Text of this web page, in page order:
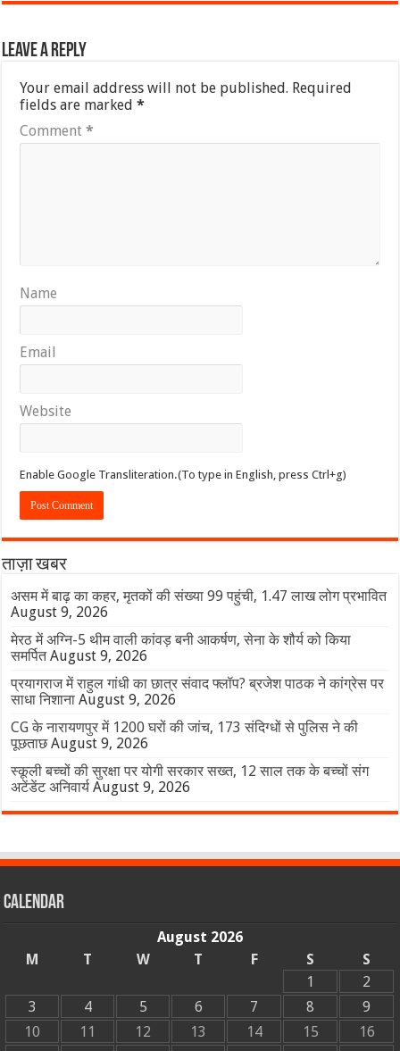
Leave a Reply
Your email address will not be published. Required
fields are marked*
Comment*
Name
Email
Website
Enable Google Transliteration.(To type in English, press Ctrl+g)
ताज़ा खबर
असम में बाढ़ का कहर, मृतकों की संख्या 99 पहुंची, 1.47 लाख लोग प्रभावित
August 9, 2026
मेरठ में अग्नि-5 थीम वाली कांवड़ बनी आकर्षण, सेना के शौर्य को किया
समर्पित August 9, 2026
प्रयागराज में राहुल गांधी का छात्र संवाद फ्लॉप? ब्रजेश पाठक ने कांग्रेस पर
साधा निशाना August 9, 2026
CG के नारायणपुर में 1200 घरों की जांच, 173 संदिग्धों से पुलिस ने की
पूछताछ August 9, 2026
स्कूली बच्चों की सुरक्षा पर योगी सरकार सख्त, 12 साल तक के बच्चों संग
अटेंडेंट अनिवार्य August 9, 2026
Calendar
August 2026
M
T W T F S
S
1
2
3
4 5 6 7 8
9
10
11 12 13 14 15
16